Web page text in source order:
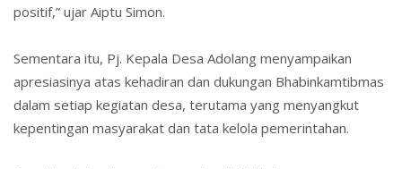
positif,” ujar Aiptu Simon.
Sementara itu, Pj. Kepala Desa Adolang menyampaikan
apresiasinya atas kehadiran dan dukungan Bhabinkamtibmas
dalam setiap kegiatan desa, terutama yang menyangkut
kepentingan masyarakat dan tata kelola pemerintahan.